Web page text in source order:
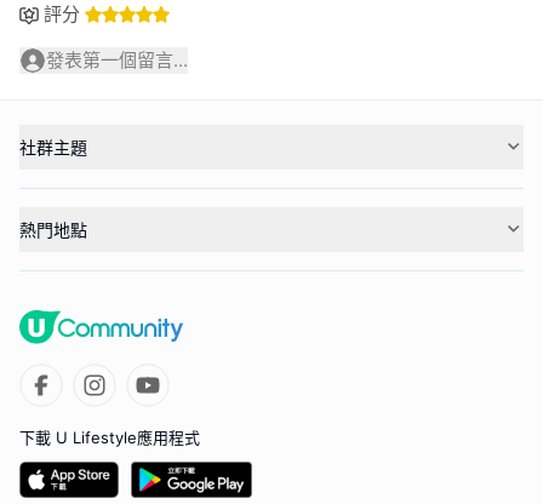
評分
發表第一個留言...
社群主題
熱門地點
下載 U Lifestyle應用程式